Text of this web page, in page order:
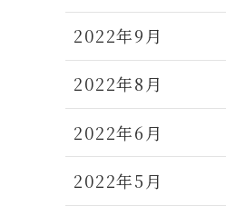
2022年9月
2022年8月
2022年6月
2022年5月